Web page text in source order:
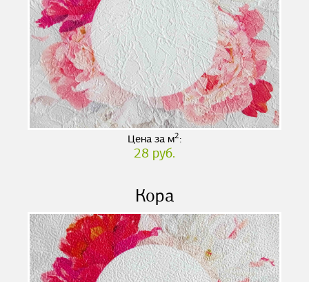
Цена за м2:
28 руб.
Кора